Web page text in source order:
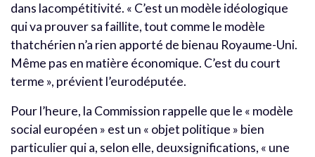
dans lacompétitivité. « C’est un modèle idéologique
qui va prouver sa faillite, tout comme le modèle
thatchérien n’a rien apporté de bienau Royaume-Uni.
Même pas en matière économique. C’est du court
terme », prévient l’eurodéputée.
Pour l’heure, la Commission rappelle que le « modèle
social européen » est un « objet politique » bien
particulier qui a, selon elle, deuxsignifications, « une